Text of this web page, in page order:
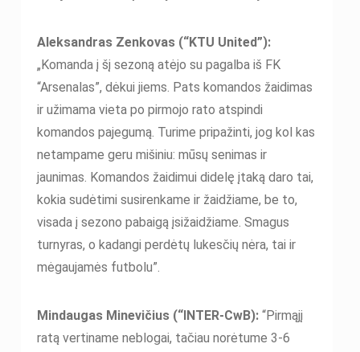
Aleksandras Zenkovas (“KTU United”):
„Komanda į šį sezoną atėjo su pagalba iš FK
“Arsenalas”, dėkui jiems. Pats komandos žaidimas
ir užimama vieta po pirmojo rato atspindi
komandos pajegumą. Turime pripažinti, jog kol kas
netampame geru mišiniu: mūsų senimas ir
jaunimas. Komandos žaidimui didelę įtaką daro tai,
kokia sudėtimi susirenkame ir žaidžiame, be to,
visada į sezono pabaigą įsižaidžiame. Smagus
turnyras, o kadangi perdėtų lukesčių nėra, tai ir
mėgaujamės futbolu”.
Mindaugas Minevičius (“INTER-CwB): “Pirmąjį
ratą vertiname neblogai, tačiau norėtume 3-6